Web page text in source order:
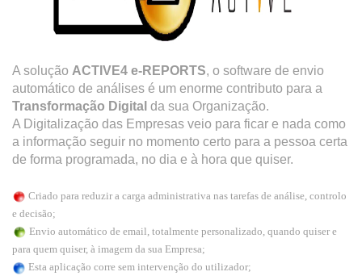
A solução ACTIVE4 e-REPORTS, o software de envio
automático de análises é um enorme contributo para a
Transformação Digital da sua Organização.
A Digitalização das Empresas veio para ficar e nada como
a informação seguir no momento certo para a pessoa certa
de forma programada, no dia e à hora que quiser.
Criado para reduzir a carga administrativa nas tarefas de análise, controlo
e decisão;
Envio automático de email, totalmente personalizado, quando quiser e
para quem quiser, à imagem da sua Empresa;
Esta aplicação corre sem intervenção do utilizador;